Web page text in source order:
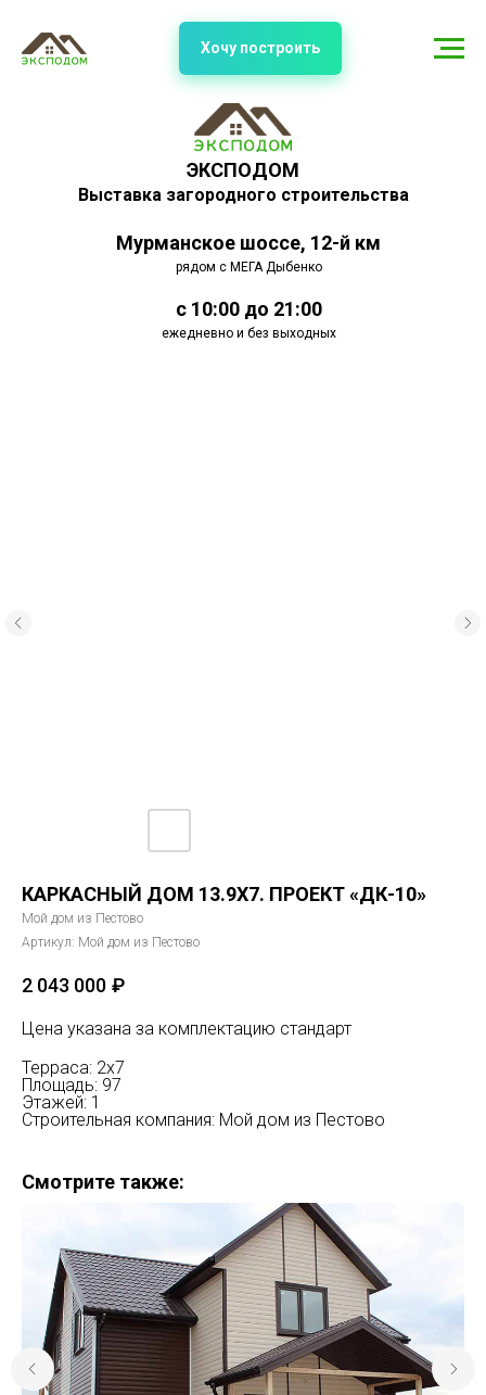
ЭКСПОДОМ
Выставка загородного строительства
Мурманское шоссе, 12-й км
рядом с МЕГА Дыбенко
с 10:00 до 21:00
ежедневно и без выходных
Хочу построить
КАРКАСНЫЙ ДОМ 13.9Х7. ПРОЕКТ «ДК-10»
Мой дом из Пестово
Артикул: Мой дом из Пестово
2 043 000 ₽
Цена указана за комплектацию стандарт
Терраса: 2х7
Площадь: 97
Этажей: 1
Строительная компания: Мой дом из Пестово
Смотрите также: